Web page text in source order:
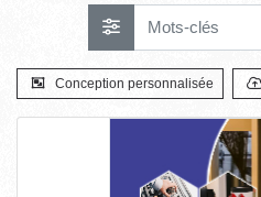
Conception personnalisée